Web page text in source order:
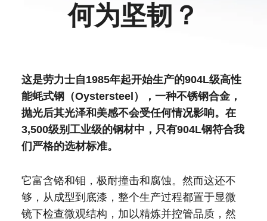
何为坚韧？
这是劳力士自1985年起开始生产的904L级高性
能蚝式钢（Oystersteel），一种不锈钢合金，
抛光后其光泽和美感不会受任何情况影响。在
3,500级别工业级的钢材中，只有904L钢符合我
们严格的选材标准。
它富含铬和钼，极耐撞击和腐蚀。然而这还不
够，从成型到底漆，整个生产过程都置于显微
镜下检查微观结构，加以精炼并控管品质，然